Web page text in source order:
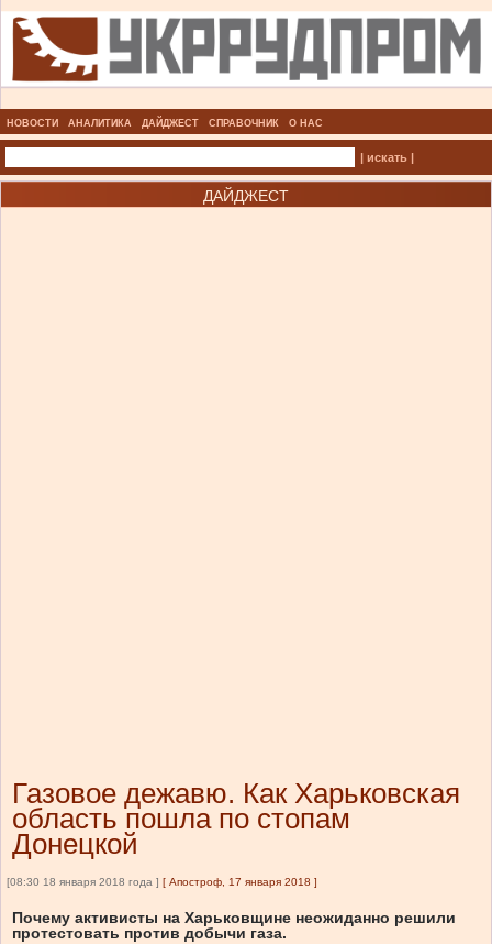
НОВОСТИ АНАЛИТИКА ДАЙДЖЕСТ СПРАВОЧНИК О НАС
| искать |
ДАЙДЖЕСТ
Газовое дежавю. Как Харьковская
область пошла по стопам
Донецкой
[08:30 18 января 2018 года ] [ Апостроф, 17 января 2018 ]
Почему активисты на Харьковщине неожиданно решили
протестовать против добычи газа.